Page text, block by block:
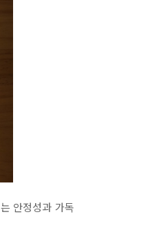
안정성과 가독